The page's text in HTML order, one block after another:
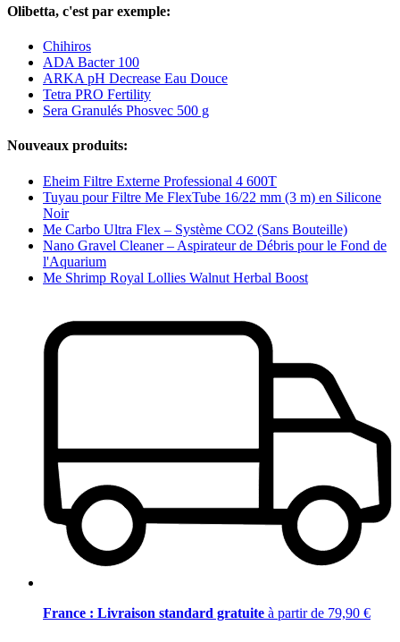
Olibetta, c'est par exemple:
Chihiros
ADA Bacter 100
ARKA pH Decrease Eau Douce
Tetra PRO Fertility
Sera Granulés Phosvec 500 g
Nouveaux produits:
Eheim Filtre Externe Professional 4 600T
Tuyau pour Filtre Me FlexTube 16/22 mm (3 m) en Silicone
Noir
Me Carbo Ultra Flex – Système CO2 (Sans Bouteille)
Nano Gravel Cleaner – Aspirateur de Débris pour le Fond de
l'Aquarium
Me Shrimp Royal Lollies Walnut Herbal Boost
France : Livraison standard gratuite à partir de 79,90 €